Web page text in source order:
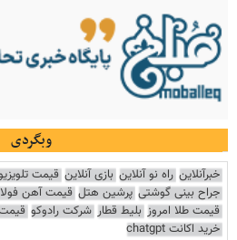
وبگردی
خبرآنلاین راه نو آنلاین بازی آنلاین قیمت
جراح بینی گوشتی پرشین هتل قیمت آهن فولاد
قیمت طلا امروز بلیط قطار شرکت رادوکو
خرید اکانت chatgpt